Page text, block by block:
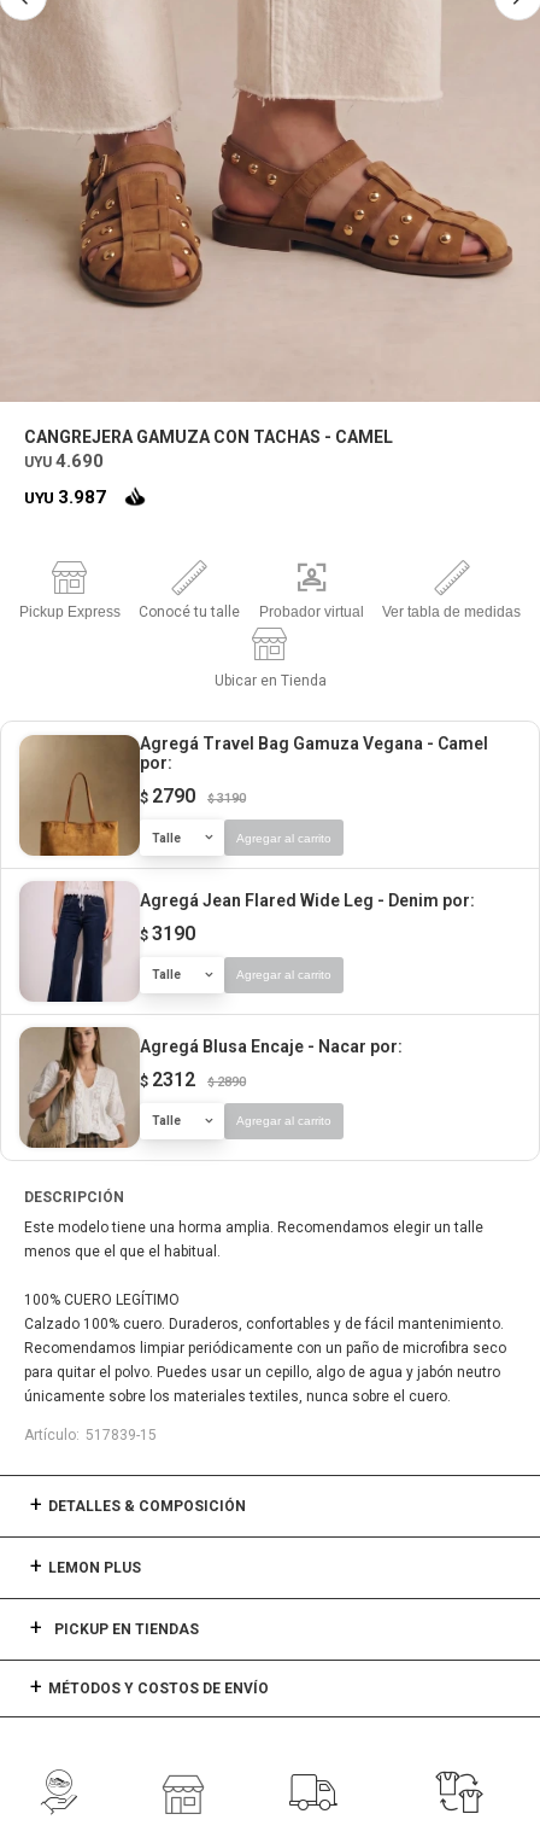
CANGREJERA GAMUZA CON TACHAS - CAMEL
UYU 4.690
UYU 3.987
Pickup Express Conocé tu talle Probador virtual Ver tabla de medidas
Ubicar en Tienda
Agregá Travel Bag Gamuza Vegana - Camel
por:
$ 2790 $ 3190
Talle Agregar al carrito
Agregá Jean Flared Wide Leg - Denim por:
$ 3190
Talle Agregar al carrito
Agregá Blusa Encaje - Nacar por:
$ 2312 $ 2890
Talle Agregar al carrito
DESCRIPCIÓN
Este modelo tiene una horma amplia. Recomendamos elegir un talle
menos que el que el habitual.
100% CUERO LEGÍTIMO
Calzado 100% cuero. Duraderos, confortables y de fácil mantenimiento.
Recomendamos limpiar periódicamente con un paño de microfibra seco
para quitar el polvo. Puedes usar un cepillo, algo de agua y jabón neutro
únicamente sobre los materiales textiles, nunca sobre el cuero.
517839-15
DETALLES & COMPOSICIÓN
LEMON PLUS
PICKUP EN TIENDAS
MÉTODOS Y COSTOS DE ENVÍO